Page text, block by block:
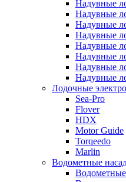
Надувные
Надувные
Надувные
Надувные
Надувные
Надувные
Надувные
Надувные
Лодочные
Sea-Pro
Flover
HDX
Motor Guide
Torqeedo
Marlin
Водометные
Водометные